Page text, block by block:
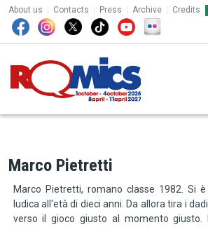
Skip to main content
TOP MENU
About us Contacts Press Archive Credits
Marco Pietretti
Marco Pietretti, romano classe 1982. Si
ludica all'età di dieci anni. Da allora tira i
verso il gioco giusto al momento giusto.